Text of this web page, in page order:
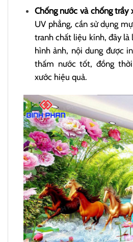
Chống nước và chống trầy
UV phẳng, cần sử dụng
tranh chất liệu kính, đây là
hình ảnh, nội dung được
thấm nước tốt, đồng
xước hiệu quả.